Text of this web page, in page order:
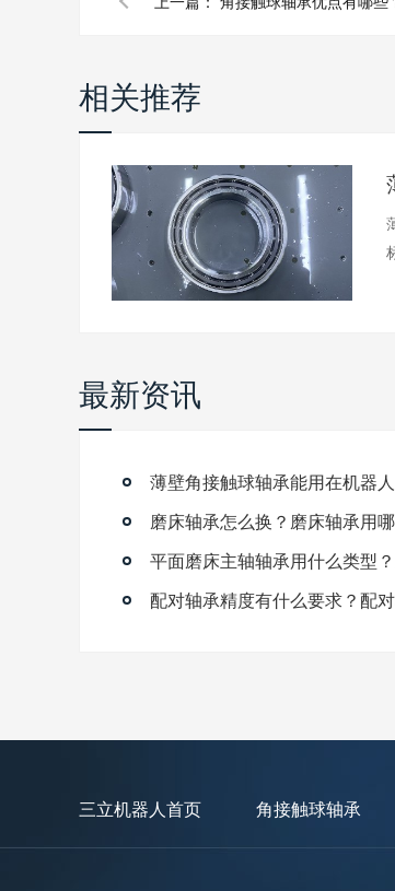
相关推荐
最新资讯
磨床轴承怎么换？磨床轴承用
平面磨床主轴轴承用什么类型
配对轴承精度有什么要求？配
三立机器人首页 角接触球轴承